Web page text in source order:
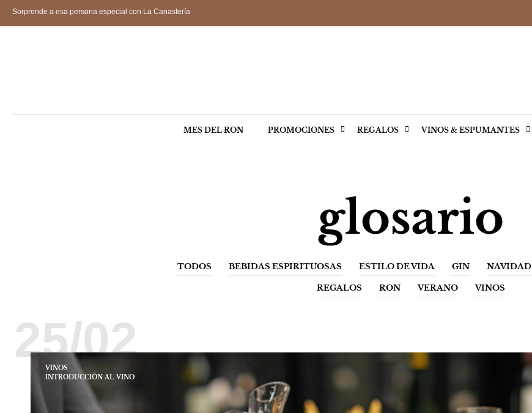
Sorprende a esa persona especial con La Canastería
MES DEL RON PROMOCIONES REGALOS VINOS & ESPUMANTES
glosario
TODOS BEBIDAS ESPIRITUOSAS ESTILO DE VIDA GIN NAVIDAD
REGALOS RON VERANO VINOS
25/02
VINOS
INTRODUCCIÓN AL VINO